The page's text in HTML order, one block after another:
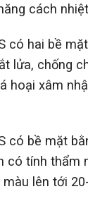
cách
có hai bề
lửa, chống
hoại xâm
có bề mặt
có tính thẩm
lên tới